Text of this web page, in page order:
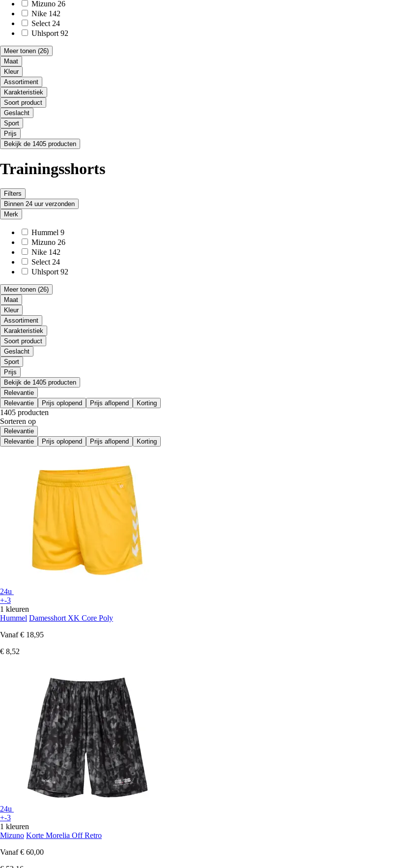
Mizuno 26
Nike 142
Select 24
Uhlsport 92
Meer tonen (26)
Maat
Kleur
Assortiment
Karakteristiek
Soort product
Geslacht
Sport
Prijs
Bekijk de 1405 producten
Trainingsshorts
Filters
Binnen 24 uur verzonden
Merk
Hummel 9
Mizuno 26
Nike 142
Select 24
Uhlsport 92
Meer tonen (26)
Maat
Kleur
Assortiment
Karakteristiek
Soort product
Geslacht
Sport
Prijs
Bekijk de 1405 producten
Relevantie
Relevantie
Prijs oplopend Prijs aflopend Korting
1405 producten
Sorteren op
Relevantie
Relevantie
Prijs oplopend Prijs aflopend Korting
24u
+-3
1 kleuren
Hummel Damesshort XK Core Poly
Vanaf € 18,95
€ 8,52
24u
+-3
1 kleuren
Mizuno Korte Morelia Off Retro
Vanaf € 60,00